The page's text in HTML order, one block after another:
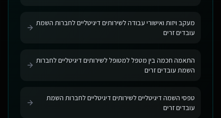
מעקב ויזות ואישורי עבודה לשירותים דיגיטליים לחברות השמת
עובדים זרים
התאמה חכמה בין מטפל למטופל לשירותים דיגיטליים לחברות
השמת עובדים זרים
טפסי השמה דיגיטליים לשירותים דיגיטליים לחברות השמת
עובדים זרים